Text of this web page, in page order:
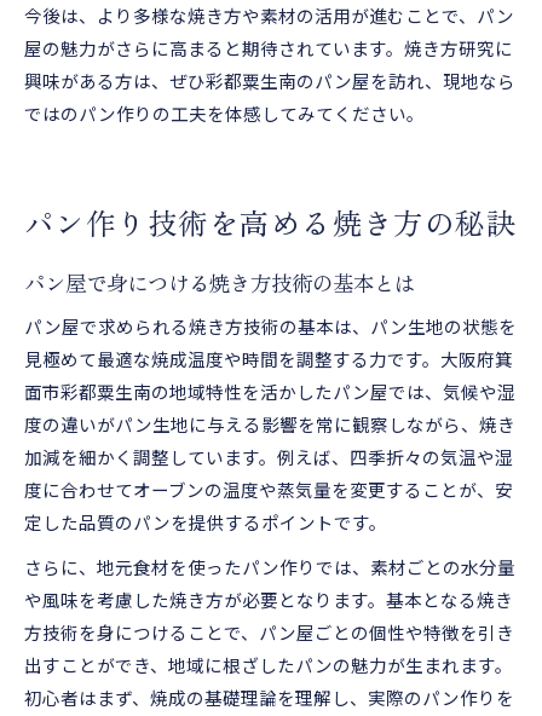
今後は、より多様な焼き方や素材の活用が進むことで、パン
屋の魅力がさらに高まると期待されています。焼き方研究に
興味がある方は、ぜひ彩都粟生南のパン屋を訪れ、現地なら
ではのパン作りの工夫を体感してみてください。
パン作り技術を高める焼き方の秘訣
パン屋で身につける焼き方技術の基本とは
パン屋で求められる焼き方技術の基本は、パン生地の状態を
見極めて最適な焼成温度や時間を調整する力です。大阪府箕
面市彩都粟生南の地域特性を活かしたパン屋では、気候や湿
度の違いがパン生地に与える影響を常に観察しながら、焼き
加減を細かく調整しています。例えば、四季折々の気温や湿
度に合わせてオーブンの温度や蒸気量を変更することが、安
定した品質のパンを提供するポイントです。
さらに、地元食材を使ったパン作りでは、素材ごとの水分量
や風味を考慮した焼き方が必要となります。基本となる焼き
方技術を身につけることで、パン屋ごとの個性や特徴を引き
出すことができ、地域に根ざしたパンの魅力が生まれます。
初心者はまず、焼成の基礎理論を理解し、実際のパン作りを